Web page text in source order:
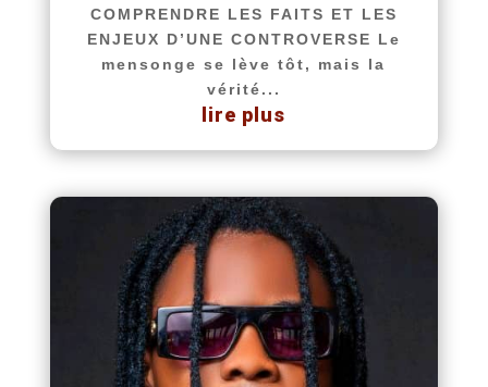
COMPRENDRE LES FAITS ET LES
ENJEUX D’UNE CONTROVERSE Le
mensonge se lève tôt, mais la
vérité...
lire plus